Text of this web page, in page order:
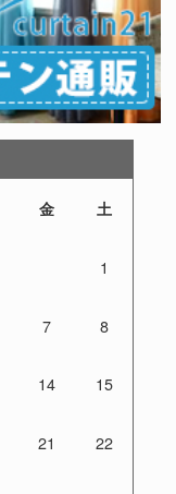
金 土
1
7 8
14 15
21 22